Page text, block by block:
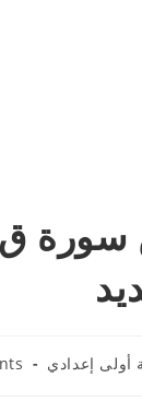
سورة
أولى إعداديPost